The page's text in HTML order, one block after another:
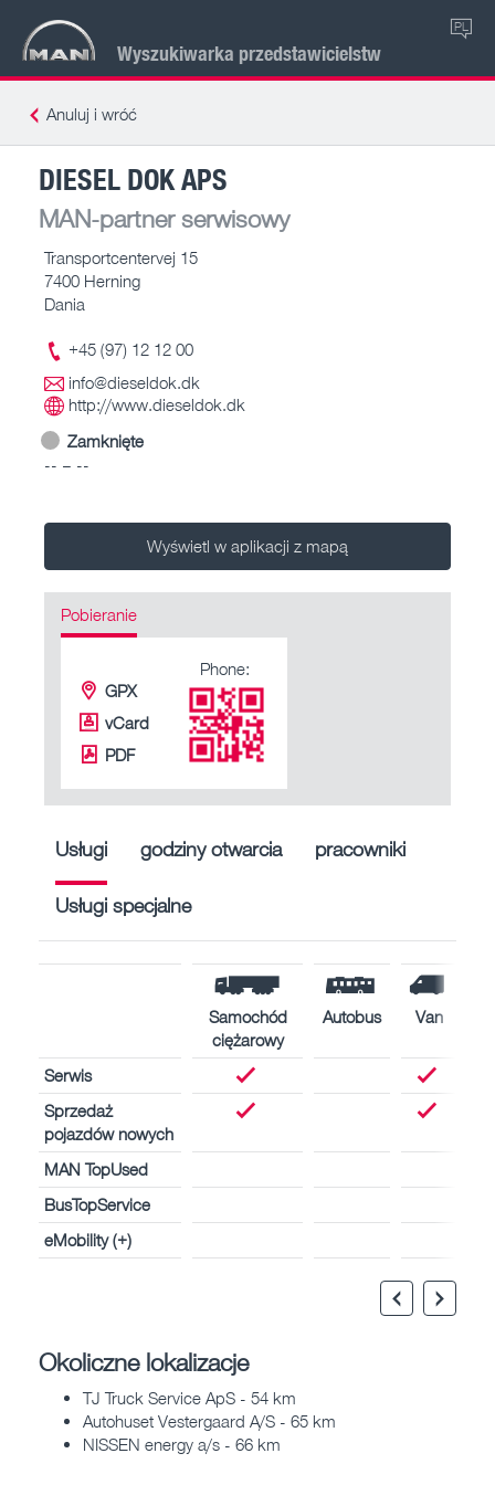
Wyszukiwarka przedstawicielstw
PL
Anuluj i wróć
DIESEL DOK APS
MAN-partner serwisowy
Transportcentervej 15
7400 Herning
Dania
+45 (97) 12 12 00
info@dieseldok.dk
http://www.dieseldok.dk
Zamknięte
-- – --
Wyświetl w aplikacji z mapą
Pobieranie
GPX
vCard
PDF
Phone:
Usługi godziny otwarcia pracowniki
Usługi specjalne
Samochód
ciężarowy
Autobus Van
Serwis
Sprzedaż
pojazdów nowych
MAN TopUsed
BusTopService
eMobility (+)
Okoliczne lokalizacje
TJ Truck Service ApS - 54 km
Autohuset Vestergaard A/S - 65 km
NISSEN energy a/s - 66 km